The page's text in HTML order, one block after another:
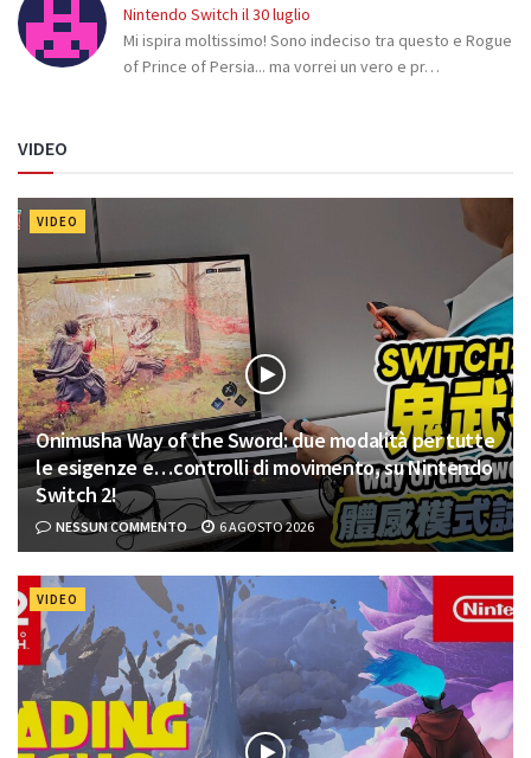
Nintendo Switch il 30 luglio
Mi ispira moltissimo! Sono indeciso tra questo e Rogue
of Prince of Persia... ma vorrei un vero e pr…
VIDEO
VIDEO
Onimusha Way of the Sword: due modalità per tutte
le esigenze e…controlli di movimento, su Nintendo
Switch 2!
NESSUN COMMENTO 6 AGOSTO 2026
VIDEO